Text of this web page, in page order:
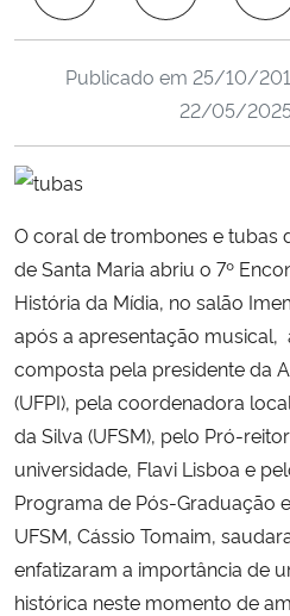
Ministério do Turismo
Ministério do Desenvolvimento Regional
Controladoria-Geral da União
Ministério da Mulher, da Família e dos
Secretaria-Geral
Publicado em 25/10/
22/05/
O coral de trombones e tubas
de Santa Maria abriu o 7º
História da Mídia, no salão
após a apresentação musical,
composta pela presidente da
(UFPI), pela coordenadora
da Silva (UFSM), pelo Pró-
universidade, Flavi Lisboa e
Programa de Pós-Graduação
UFSM, Cássio Tomaim,
enfatizaram a importância de
histórica neste momento de